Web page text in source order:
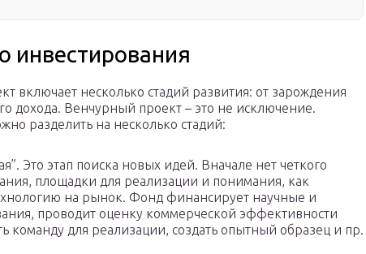
инвестирования
включает несколько стадий развития: от зарождения
дохода. Венчурный проект – это не исключение.
разделить на несколько стадий:
Это этап поиска новых идей. Вначале нет четкого
площадки для реализации и понимания, как
на рынок. Фонд финансирует научные и
проводит оценку коммерческой эффективности
команду для реализации, создать опытный образец и пр.